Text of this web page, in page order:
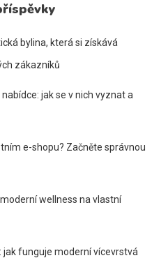
bylina, která si získává
zákazníků
jak se v nich vyznat a
e-shopu? Začněte správnou
wellness na vlastní
funguje moderní vícevrstvá